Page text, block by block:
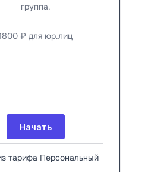
группа.
₽ для юр.лиц
Начать
тарифа Персональный